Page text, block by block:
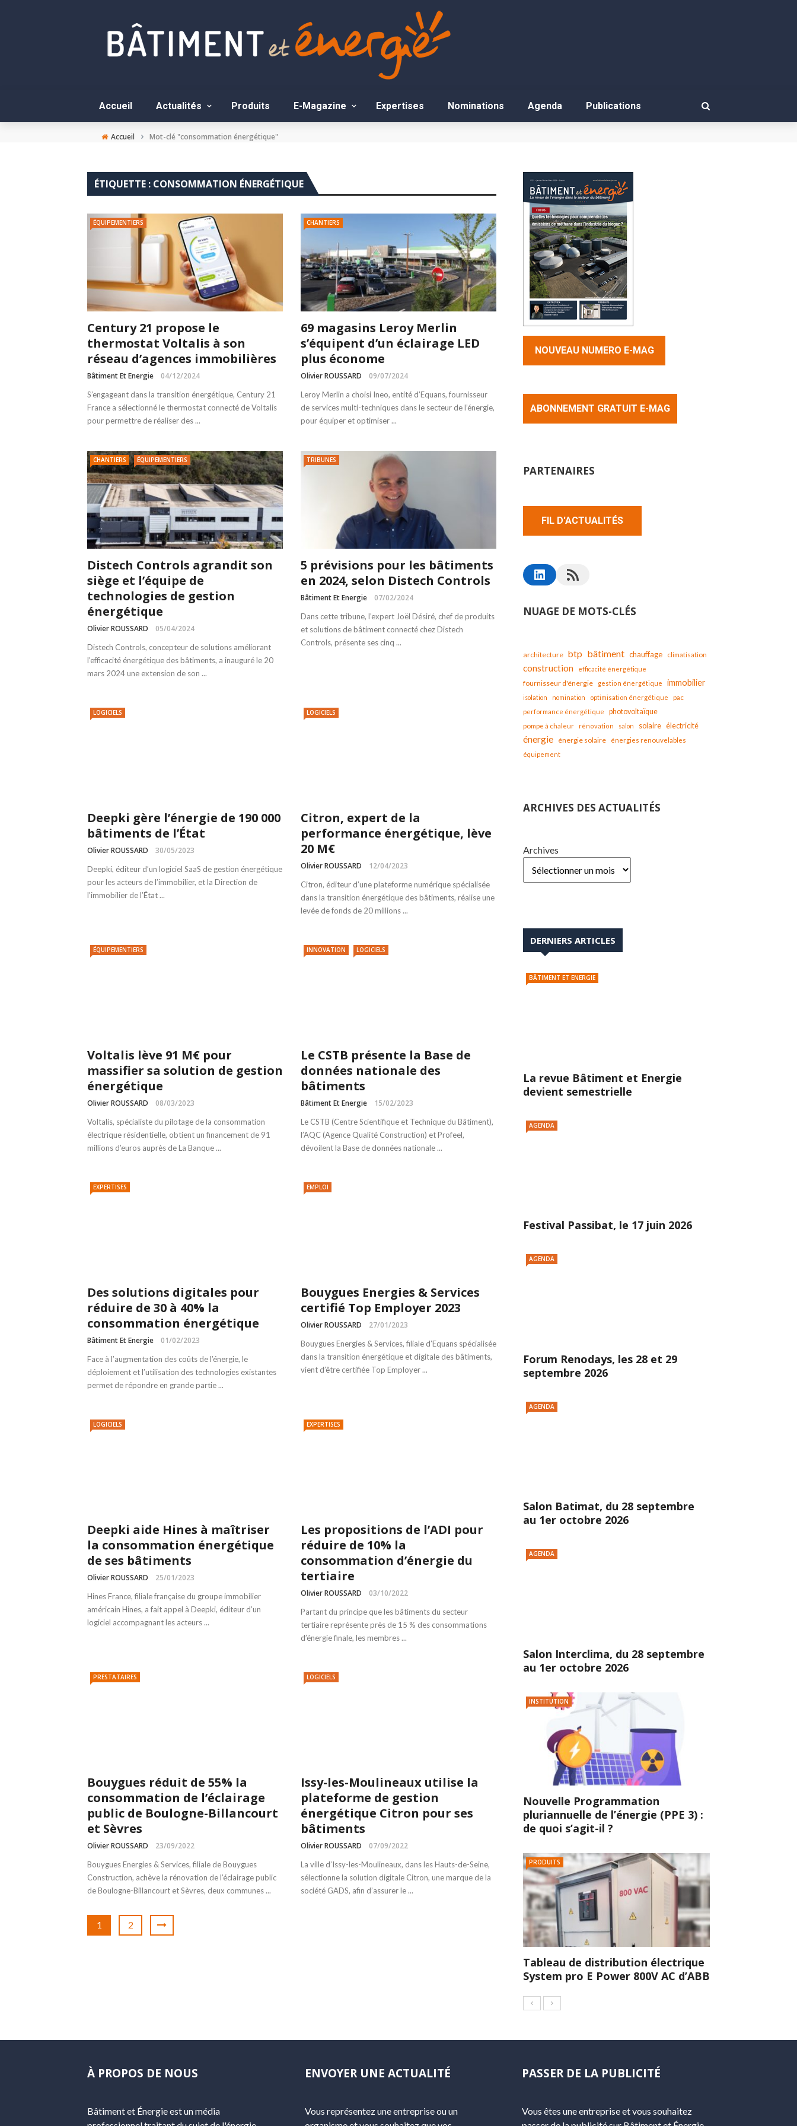
Accueil Actualités Produits E-Magazine Expertises Nominations Agenda Publications
Accueil › Mot-clé "consommation énergétique"
ÉTIQUETTE : CONSOMMATION ÉNERGÉTIQUE
ÉQUIPEMENTIERS
Century 21 propose le
thermostat Voltalis à son
réseau d’agences immobilières
Bâtiment Et Energie 04/12/2024
S’engageant dans la transition énergétique, Century 21
France a sélectionné le thermostat connecté de Voltalis
pour permettre de réaliser des ...
CHANTIERS
69 magasins Leroy Merlin
s’équipent d’un éclairage LED
plus économe
Olivier ROUSSARD 09/07/2024
Leroy Merlin a choisi Ineo, entité d’Equans, fournisseur
de services multi-techniques dans le secteur de l’énergie,
pour équiper et optimiser ...
CHANTIERS ÉQUIPEMENTIERS
Distech Controls agrandit son
siège et l’équipe de
technologies de gestion
énergétique
Olivier ROUSSARD 05/04/2024
Distech Controls, concepteur de solutions améliorant
l’efficacité énergétique des bâtiments, a inauguré le 20
mars 2024 une extension de son ...
TRIBUNES
5 prévisions pour les bâtiments
en 2024, selon Distech Controls
Bâtiment Et Energie 07/02/2024
Dans cette tribune, l’expert Joël Désiré, chef de produits
et solutions de bâtiment connecté chez Distech
Controls, présente ses cinq ...
LOGICIELS
Deepki gère l’énergie de 190 000
bâtiments de l’État
Olivier ROUSSARD 30/05/2023
Deepki, éditeur d’un logiciel SaaS de gestion énergétique
pour les acteurs de l’immobilier, et la Direction de
l’immobilier de l’État ...
LOGICIELS
Citron, expert de la
performance énergétique, lève
20 M€
Olivier ROUSSARD 12/04/2023
Citron, éditeur d’une plateforme numérique spécialisée
dans la transition énergétique des bâtiments, réalise une
levée de fonds de 20 millions ...
ÉQUIPEMENTIERS
Voltalis lève 91 M€ pour
massifier sa solution de gestion
énergétique
Olivier ROUSSARD 08/03/2023
Voltalis, spécialiste du pilotage de la consommation
électrique résidentielle, obtient un financement de 91
millions d’euros auprès de La Banque ...
INNOVATION LOGICIELS
Le CSTB présente la Base de
données nationale des
bâtiments
Bâtiment Et Energie 15/02/2023
Le CSTB (Centre Scientifique et Technique du Bâtiment),
l’AQC (Agence Qualité Construction) et Profeel,
dévoilent la Base de données nationale ...
EXPERTISES
Des solutions digitales pour
réduire de 30 à 40% la
consommation énergétique
Bâtiment Et Energie 01/02/2023
Face à l’augmentation des coûts de l’énergie, le
déploiement et l’utilisation des technologies existantes
permet de répondre en grande partie ...
EMPLOI
Bouygues Energies & Services
certifié Top Employer 2023
Olivier ROUSSARD 27/01/2023
Bouygues Energies & Services, filiale d’Equans spécialisée
dans la transition énergétique et digitale des bâtiments,
vient d’être certifiée Top Employer ...
LOGICIELS
Deepki aide Hines à maîtriser
la consommation énergétique
de ses bâtiments
Olivier ROUSSARD 25/01/2023
Hines France, filiale française du groupe immobilier
américain Hines, a fait appel à Deepki, éditeur d’un
logiciel accompagnant les acteurs ...
EXPERTISES
Les propositions de l’ADI pour
réduire de 10% la
consommation d’énergie du
tertiaire
Olivier ROUSSARD 03/10/2022
Partant du principe que les bâtiments du secteur
tertiaire représente près de 15 % des consommations
d’énergie finale, les membres ...
PRESTATAIRES
Bouygues réduit de 55% la
consommation de l’éclairage
public de Boulogne-Billancourt
et Sèvres
Olivier ROUSSARD 23/09/2022
Bouygues Energies & Services, filiale de Bouygues
Construction, achève la rénovation de l’éclairage public
de Boulogne-Billancourt et Sèvres, deux communes ...
LOGICIELS
Issy-les-Moulineaux utilise la
plateforme de gestion
énergétique Citron pour ses
bâtiments
Olivier ROUSSARD 07/09/2022
La ville d’Issy-les-Moulineaux, dans les Hauts-de-Seine,
sélectionne la solution digitale Citron, une marque de la
société GADS, afin d’assurer le ...
1 2
NOUVEAU NUMERO E-MAG
ABONNEMENT GRATUIT E-MAG
PARTENAIRES
FIL D'ACTUALITÉS
NUAGE DE MOTS-CLÉS
architecture btp bâtiment chauffage climatisation
construction efficacité énergétique
fournisseur d'énergie gestion énergétique immobilier
isolation nomination optimisation énergétique
pac
performance énergétique
photovoltaïque
pompe à chaleur rénovation salon solaire électricité
énergie énergie solaire
énergies renouvelables
équipement
ARCHIVES DES ACTUALITÉS
Archives
DERNIERS ARTICLES
BÂTIMENT ET ENERGIE
La revue Bâtiment et Energie
devient semestrielle
AGENDA
Festival Passibat, le 17 juin 2026
AGENDA
Forum Renodays, les 28 et 29
septembre 2026
AGENDA
Salon Batimat, du 28 septembre
au 1er octobre 2026
AGENDA
Salon Interclima, du 28 septembre
au 1er octobre 2026
INSTITUTION
Nouvelle Programmation
pluriannuelle de l’énergie (PPE 3) :
de quoi s’agit-il ?
PRODUITS
Tableau de distribution électrique
System pro E Power 800V AC d’ABB
À PROPOS DE NOUS
Bâtiment et Énergie est un média
ENVOYER UNE ACTUALITÉ
Vous représentez une entreprise ou un
PASSER DE LA PUBLICITÉ
Vous êtes une entreprise et vous souhaitez